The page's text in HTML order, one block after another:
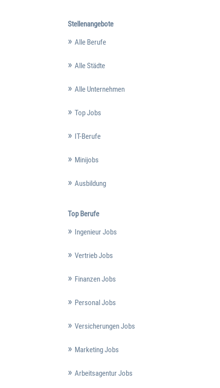
Stellenangebote
Alle Berufe
Alle Städte
Alle Unternehmen
Top Jobs
IT-Berufe
Minijobs
Ausbildung
Top Berufe
Ingenieur Jobs
Vertrieb Jobs
Finanzen Jobs
Personal Jobs
Versicherungen Jobs
Marketing Jobs
Arbeitsagentur Jobs